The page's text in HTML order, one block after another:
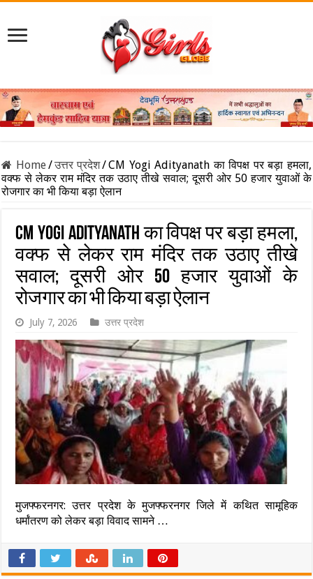
Home/उत्तर प्रदेश/CM Yogi Adityanath का विपक्ष पर बड़ा हमला,
वक्फ से लेकर राम मंदिर तक उठाए तीखे सवाल; दूसरी ओर 50 हजार युवाओं के
रोजगार का भी किया बड़ा ऐलान
CM Yogi Adityanath का विपक्ष पर बड़ा हमला,
वक्फ से लेकर राम मंदिर तक उठाए तीखे
सवाल; दूसरी ओर 50 हजार युवाओं के
रोजगार का भी किया बड़ा ऐलान
July 7, 2026 उत्तर प्रदेश
मुजफ्फरनगर: उत्तर प्रदेश के मुजफ्फरनगर जिले में कथित सामूहिक
धर्मांतरण को लेकर बड़ा विवाद सामने …